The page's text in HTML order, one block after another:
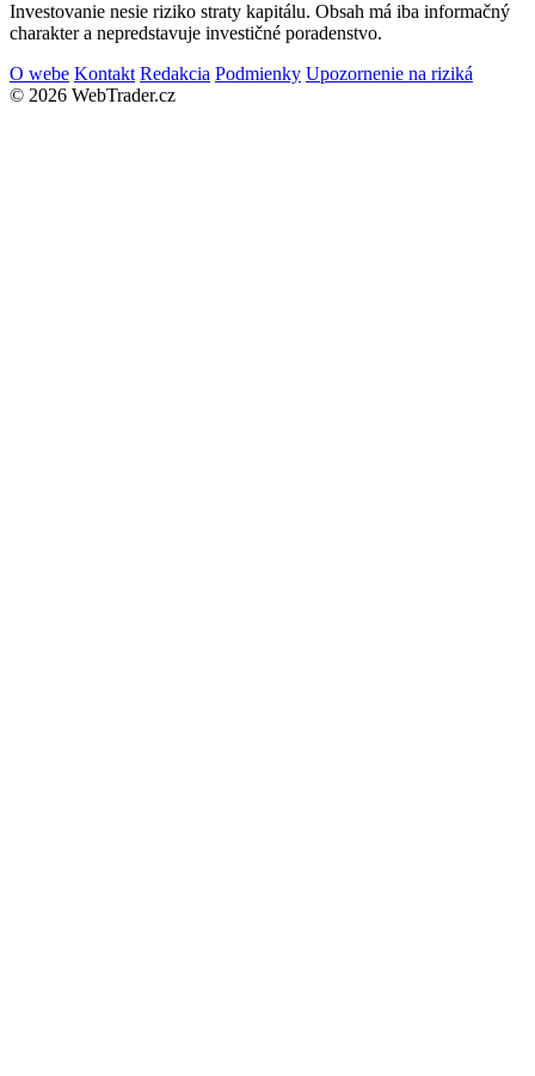
Investovanie nesie riziko straty kapitálu. Obsah má iba informačný
charakter a nepredstavuje investičné poradenstvo.
O webe Kontakt Redakcia Podmienky Upozornenie na riziká
© 2026 WebTrader.cz